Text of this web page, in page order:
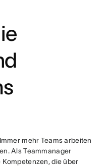
mehr Teams arbeiten
Als Teammanager
die über